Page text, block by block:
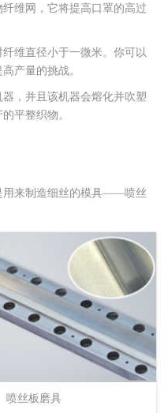
维网，它将提高口罩的高过
维直径小于一微米。你可以
产量的挑战。
，并且该机器会熔化并吹塑
平整织物。
用来制造细丝的模具——喷丝
喷丝板磨具